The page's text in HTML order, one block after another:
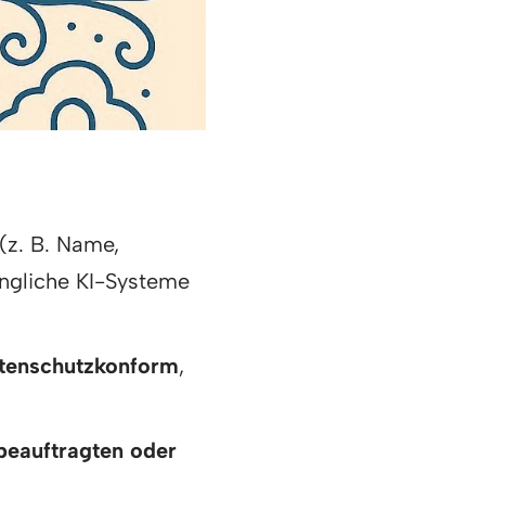
B. Name,
KI-Systeme
,
oder